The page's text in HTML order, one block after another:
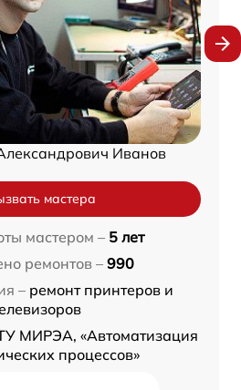
Иванов
мастера
мастером – 5 лет
ремонтов – 990
– ремонт принтеров и
МИРЭА, «Автоматизация
процессов»